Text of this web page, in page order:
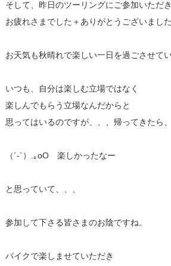
そして、昨日のツーリングにご参加いただ
お疲れさまでした＋ありがとうございまし
お天気も秋晴れで楽しい一日を過ごさせて
いつも、自分は楽しむ立場ではなく
楽しんでもらう立場なんだからと
思ってはいるのですが、、、帰ってきたら、
（´-`）.｡oO 楽しかったなー
と思っていて、、、
参加して下さる皆さまのお陰ですね。
バイクで楽しませていただき